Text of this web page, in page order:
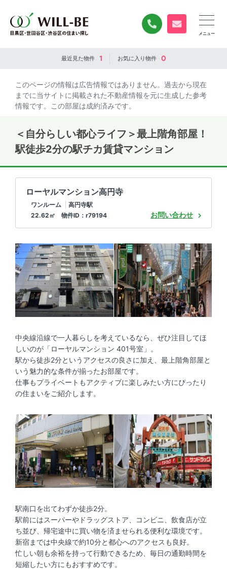
0120-840-834
無料お問い合
最近見た物件 1 お気に入り物件 0
このページの情報は広告情報ではありません。過去から現在
までに当サイトに掲載された不動産情報を元に生成した参考
情報です。この部屋は成約済みです。
＜自分らしい都心ライフ＞最上階角部屋！
駅徒歩2分の駅チカ賃貸マンション
ローヤルマンション高円寺
ワンルーム
高円寺駅
22.62㎡ 物件ID：r79194
お問い合わせ
中央線沿線で一人暮らしを考えているなら、ぜひ注目してほ
しいのが「ローヤルマンション 401号室」。
駅から徒歩2分というアクセスの良さに加え、最上階角部屋と
いう魅力的な条件が揃ったお部屋です。
仕事もプライベートもアクティブに楽しみたい方にぴったり
の住まいをご紹介します。
駅南口を出てわずか徒歩2分。
駅前にはスーパーやドラッグストア、コンビニ、飲食店が立
ち並び、帰宅途中に買い物を済ませられる便利な環境です。
新宿までは中央線で約10分と都心へのアクセスも良好。
忙しい朝も余裕を持って行動できるため、毎日の通勤時間を
短縮したい方にもおすすめです。